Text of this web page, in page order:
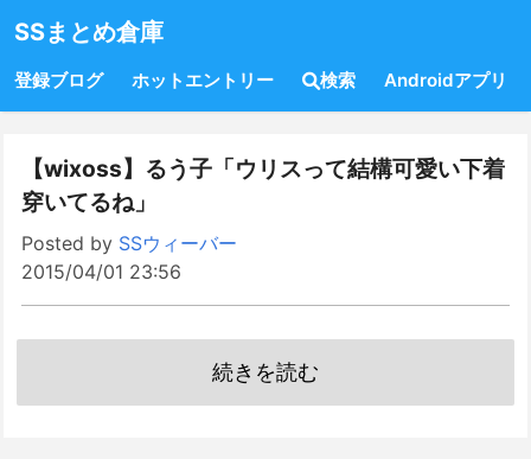
SSまとめ倉庫
登録ブログ ホットエントリー 検索 Androidアプリ
【wixoss】るう子「ウリスって結構可愛い下着
穿いてるね」
Posted by SSウィーバー
2015/04/01 23:56
続きを読む